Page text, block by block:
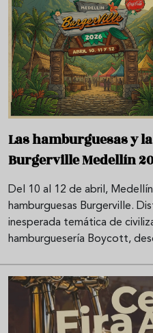
Las hamburguesas y
Burgerville Medellín
Del 10 al 12 de abril,
hamburguesas Burgerville.
inesperada temática de
hamburguesería Boycott,